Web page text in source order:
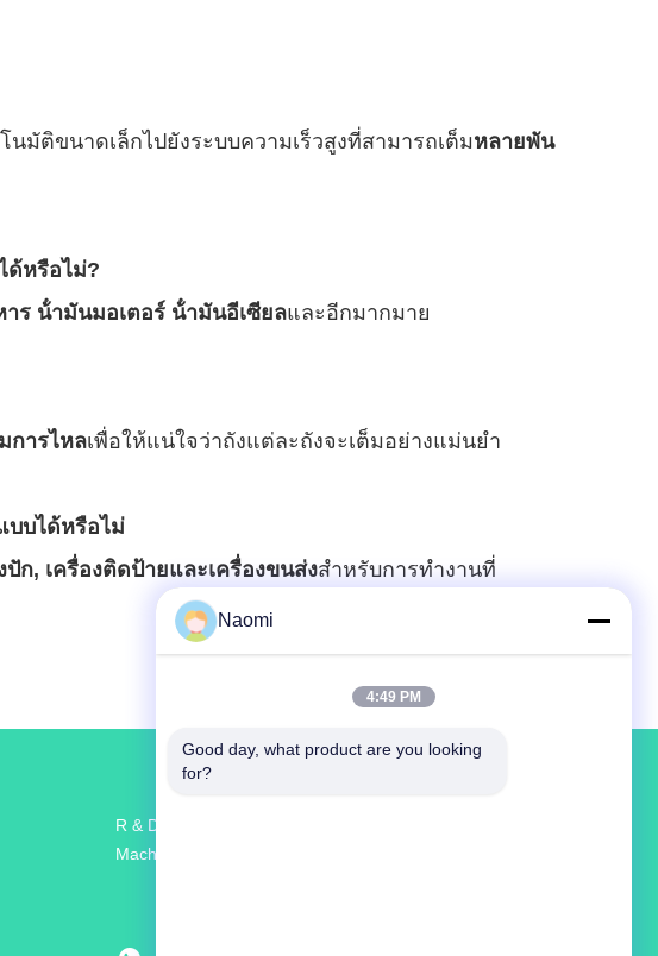
ติขนาดเล็กไปยังระบบความเร็วสูงที่สามารถเต็มหลายพัน
ด้หรือไม่?
ร น้ํามันมอเตอร์ น้ํามันอีเซียลและอีกมากมาย
การไหลเพื่อให้แน่ใจว่าถังแต่ละถังจะเต็มอย่างแม่นยํา
บบได้หรือไม่
ปัก, เครื่องติดป้ายและเครื่องขนส่งสําหรับการทํางานที่
R & D และการผลิตที่ใหญ่ที่สุด Sauce Filling
Machine จําหน่ายในจีน
Naomi
4:49 PM
Good day, what product are you looking
for?